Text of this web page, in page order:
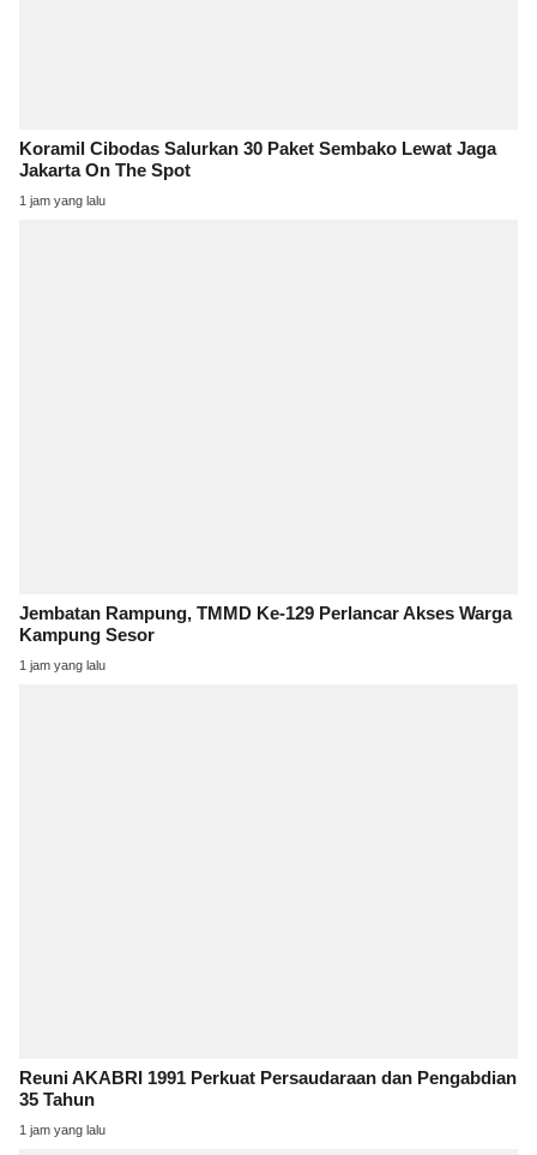
Koramil Cibodas Salurkan 30 Paket Sembako Lewat Jaga
Jakarta On The Spot
1 jam yang lalu
Jembatan Rampung, TMMD Ke-129 Perlancar Akses Warga
Kampung Sesor
1 jam yang lalu
Reuni AKABRI 1991 Perkuat Persaudaraan dan Pengabdian
35 Tahun
1 jam yang lalu